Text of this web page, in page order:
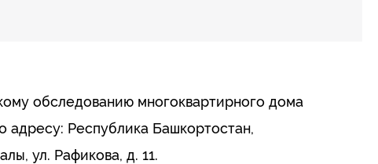
обследованию многоквартирного дома
адресу: Республика Башкортостан,
ул. Рафикова, д. 11.